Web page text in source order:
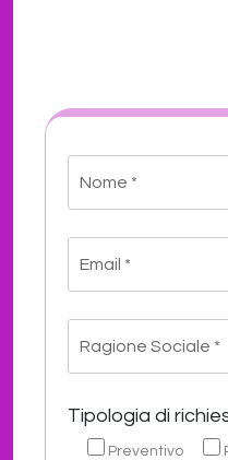
Tipologia di
Preventivo